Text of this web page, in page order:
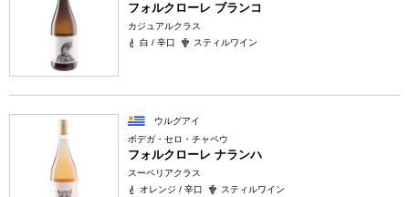
フォルクローレ ブランコ
カジュアルクラス
白 / 辛口
スティルワイン
ウルグアイ
ボデガ・セロ・チャペウ
フォルクローレ ナランハ
スーペリアクラス
オレンジ / 辛口
スティルワイン